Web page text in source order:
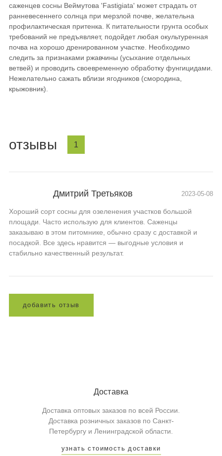
саженцев сосны Веймутова 'Fastigiata' может страдать от
ранневесеннего солнца при мерзлой почве, желательна
профилактическая притенка. К питательности грунта особых
требований не предъявляет, подойдет любая окультуренная
почва на хорошо дренированном участке. Необходимо
следить за признаками ржавчины (усыхание отдельных
ветвей) и проводить своевременную обработку фунгицидами.
Нежелательно сажать вблизи ягодников (смородина,
крыжовник).
отзывы 1
Дмитрий Третьяков 2023-05-08
Хороший сорт сосны для озеленения участков большой
площади. Часто использую для клиентов. Саженцы
заказываю в этом питомнике, обычно сразу с доставкой и
посадкой. Все здесь нравится — выгодные условия и
стабильно качественный результат.
доба вит ь отз ыв
Доставка
Доставка оптовых заказов по всей России.
Доставка розничных заказов по Санкт-
Петербургу и Ленинградской области.
узнать стоимость доставки